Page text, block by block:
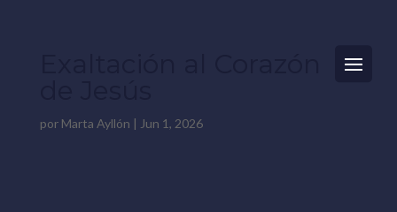
por Marta Ayllón | Jun 1, 2026